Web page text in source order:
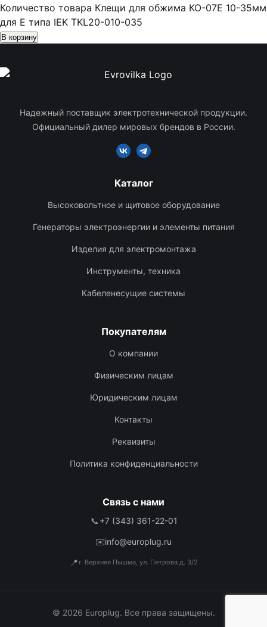
Количество товара Клещи для обжима КО-07Е 10-35мм
для Е типа IEK TKL20-010-035
В корзину
Надежный поставщик электротехнической продукции.
Официальный дилер мировых брендов в России.
Каталог
Высоковольтное и щитовое оборудование
Генераторы электроэнергии и элементы питания
Изделия для электромонтажа
Инструменты, техника
Кабеленесущие системы
Покупателям
О компании
Физическим лицам
Юридическим лицам
Контакты
Реквизиты
Политика конфиденциальности
Связь с нами
📞+7 (343) 361-22-01
✉️info@europlug.ru
📍 г. Верхняя Пышма, ул. Петрова д. 3/2
© 2026 Europlug. Все права защищены.